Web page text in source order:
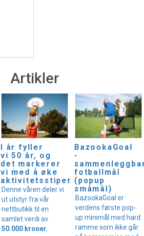
Artikler
I år fyller
vi 50 år, og
det markerer
vi med å øke
aktivitetsstipendet!
Denne våren deler vi
ut utstyr fra vår
nettbutikk til en
samlet verdi av
50.000 kroner.
BazookaGoal
-
fotballmål
(popup
småmål)
BazookaGoal er
verdens første pop-
up minimål med hard
ramme som ikke går